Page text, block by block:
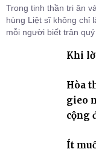
Trong tinh thần tri ân
hùng Liệt sĩ không chỉ
mỗi người biết trân
Khi
Hòa
gieo
cộng
Ít